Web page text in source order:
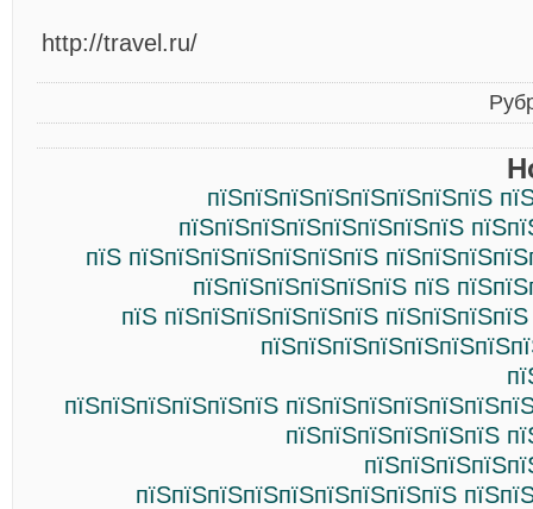
http://travel.ru/
пїЅпїЅпїЅпїЅпїЅпїЅпїЅпїЅ
пїЅпїЅпїЅпїЅпїЅпїЅпїЅпїЅ
пїЅ пїЅпїЅпїЅпїЅпїЅпїЅпїЅ
пїЅпїЅпїЅпїЅпїЅпїЅ пїЅ
пїЅ пїЅпїЅпїЅпїЅпїЅпїЅ
пїЅпїЅпїЅпїЅпїЅпїЅ
пїЅпїЅпїЅпїЅпїЅпїЅ
пїЅпїЅпїЅпїЅпїЅпїЅпїЅпїЅпїЅ